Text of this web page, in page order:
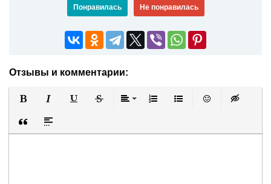
Понравилась Не понравилась
Отзывы и комментарии:
Вставка цитаты
Вставка спойлера